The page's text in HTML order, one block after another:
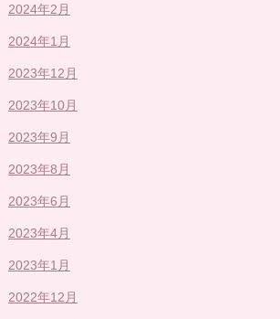
2024年2月
2024年1月
2023年12月
2023年10月
2023年9月
2023年8月
2023年6月
2023年4月
2023年1月
2022年12月